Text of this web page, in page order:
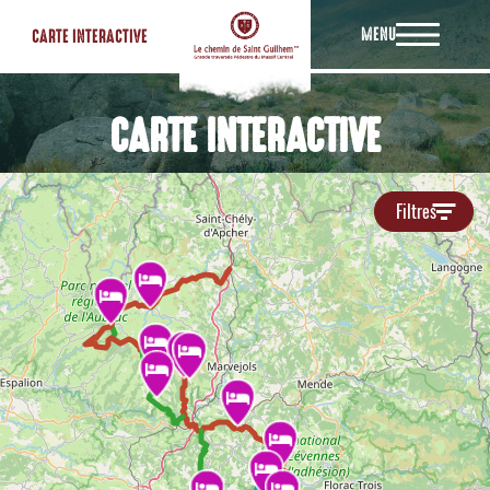
CARTE INTERACTIVE MENU
CARTE INTERACTIVE
Filtres